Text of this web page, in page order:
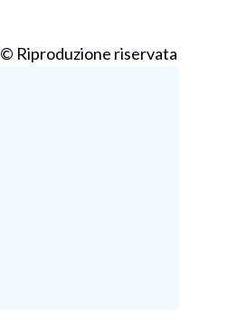
© Riproduzione riservata